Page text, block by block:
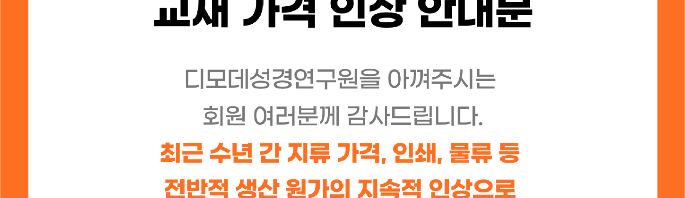
전체 강사 패키지 학생용 교재 단행본 기타
신약의 파노라마 학생용 교재
7,000원
구약의 파노라마 학생용 교재
7,000 원
[구약 / 신약] 파노라마 내열 컵 295ml
8,900 원 7,900 원
학생용 교재